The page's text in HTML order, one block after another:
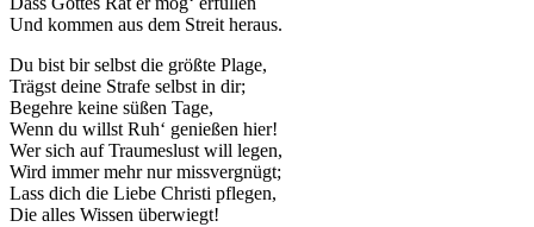
Und kommen aus dem Streit heraus.
Du bist bir selbst die größte Plage,
Trägst deine Strafe selbst in dir;
Begehre keine süßen Tage,
Wenn du willst Ruh‘ genießen hier!
Wer sich auf Traumeslust will legen,
Wird immer mehr nur missvergnügt;
Lass dich die Liebe Christi pflegen,
Die alles Wissen überwiegt!
Besuch unserer
Website mitteilen,
erhöhen Sie die
Wahrscheinlichkeit,
personalisierte
Inhalte und
Angebote zu sehen.